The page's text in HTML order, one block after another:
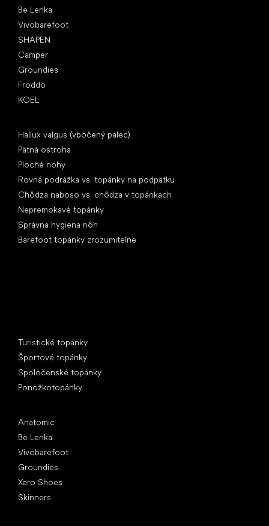
Be Lenka
Vivobarefoot
SHAPEN
Camper
Groundies
Froddo
KOEL
Hallux valgus (vbočený palec)
Pätná ostroha
Ploché nohy
Rovná podrážka vs. topánky na podpätku
Chôdza naboso vs. chôdza v topánkach
Nepremokavé topánky
Správna hygiena nôh
Barefoot topánky zrozumiteľne
Turistické topánky
Športové topánky
Spoločenské topánky
Ponožkotopánky
Anatomic
Be Lenka
Vivobarefoot
Groundies
Xero Shoes
Skinners